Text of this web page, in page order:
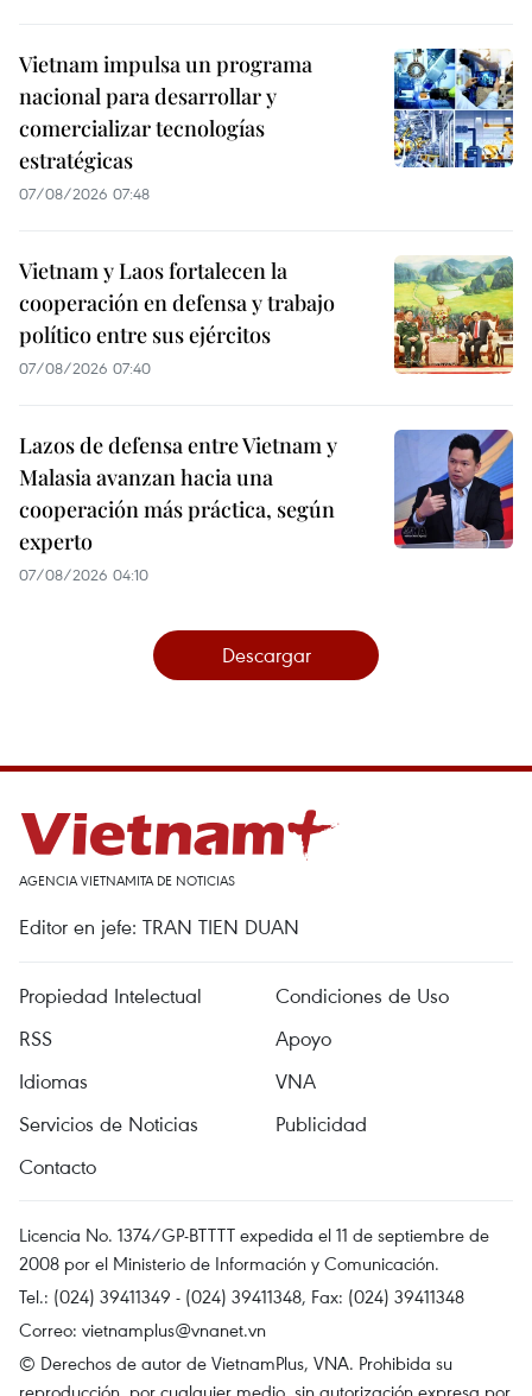
Vietnam impulsa un programa
nacional para desarrollar y
comercializar tecnologías
estratégicas
07/08/2026 07:48
Vietnam y Laos fortalecen la
cooperación en defensa y trabajo
político entre sus ejércitos
07/08/2026 07:40
Lazos de defensa entre Vietnam y
Malasia avanzan hacia una
cooperación más práctica, según
experto
07/08/2026 04:10
Descargar
AGENCIA VIETNAMITA DE NOTICIAS
Editor en jefe: TRAN TIEN DUAN
Propiedad Intelectual
Condiciones de Uso
RSS
Apoyo
Idiomas
VNA
Servicios de Noticias
Publicidad
Contacto
Licencia No. 1374/GP-BTTTT expedida el 11 de septiembre de
2008 por el Ministerio de Información y Comunicación.
Tel.: (024) 39411349 - (024) 39411348, Fax: (024) 39411348
Correo: vietnamplus@vnanet.vn
© Derechos de autor de VietnamPlus, VNA. Prohibida su